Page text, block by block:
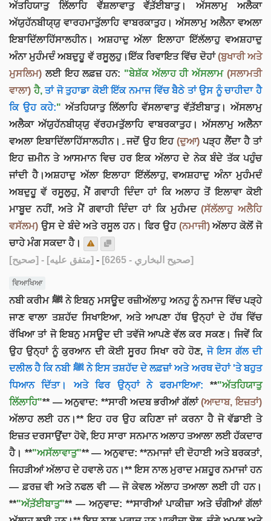
ਅੱਤਹਿਯਾਤੁ ਲਿੱਲਾਹਿ ਵੱੱਸ਼ਲਾਵਾਤੁ ਵੱੱਤ਼ੱਈਬਾਤੁ। ਅੱਸਲਾਮੁ ਅਲੈਕਾ
ਅੱਯੁਹੱਨਬੀਯ੍ਯੁ ਵਾਰਹਮਾਤੁੱਲਾਹਿ ਵਾਬਰਕਾਤੁਹ। ਅੱਸਲਾਮੁ ਅਲੈਨਾ ਵਅਲਾ
ਇਬਾਦਿੱਲਾਹਿੱਸਾਲਹੀਨ। ਅਸ਼ਹਾਦੁ ਅੱਲਾ ਇਲਾਹਾ ਇੱਲੱਲਾਹੁ ਵਅਸ਼ਹਾਦੁ
ਅੰਨਾ ਮੁਹੰਮਦੰ ਅਬਦੁਹੂ ਵੱ ਰਸੂਲੁਹੁ।ਇੱਕ ਰਿਵਾਇਤ ਵਿੱਚ ਦੋਹਾਂ(ਬੁਖਾਰੀ ਅਤੇ
ਮੁਸਲਿਮ) ਲਈ ਇਹ ਲਫ਼ਜ਼ ਹਨ: "ਬੇਸ਼ੱਕ ਅੱਲਾਹ ਹੀ ਅੱਸਲਾਮ(ਸਲਾਮਤੀ
ਵਾਲਾ) ਹੈ,ਤਾਂ ਜੋ ਤੁਹਾਡਾ ਕੋਈ ਇੱਕ ਨਮਾਜ ਵਿੱਚ ਬੈਠੇ ਤਾਂ ਉਸ ਨੂੰ ਚਾਹੀਦਾ ਹੈ
ਕਿ ਉਹ ਕਹੇ:" ਅੱਤਹਿਯਾਤੁ ਲਿੱਲਾਹਿ ਵੱਸਲਾਵਾਤੁ ਵੱਤ਼ੱਈਬਾਤੁ। ਅੱਸਲਾਮੁ
ਅਲੈਕਾ ਅੱਯੁਹੱਨਬੀਯ੍ਯੁ ਵੱਰਹਮਤੁੱਲਾਹਿ ਵਾਬਰਕਾਤੁਹ। ਅੱਸਲਾਮੁ ਅਲੈਨਾ
ਵਅਲਾ ਇਬਾਦਿੱਲਾਹਿੱਸਾਲਹੀਨ।۔ਜਦੋਂ ਉਹ ਇਹ (ਦੁਆ) ਪੜ੍ਹ ਲੈਂਦਾ ਹੈ ਤਾਂ
ਇਹ ਜ਼ਮੀਨ ਤੇ ਆਸਮਾਨ ਵਿਚ ਹਰ ਇਕ ਅੱਲਾਹ ਦੇ ਨੇਕ ਬੰਦੇ ਤੱਕ ਪਹੁੰਚ
ਜਾਂਦੀ ਹੈ।ਅਸ਼ਹਾਦੁ ਅੱਲਾ ਇਲਾਹਾ ਇੱਲੱਲਾਹੁ, ਵਅਸ਼ਹਾਦੁ ਅੰਨਾ ਮੁਹੰਮਦੰ
ਅਬਦੁਹੂ ਵੱ ਰਸੂਲੁਹੁ, ਮੈਂ ਗਵਾਹੀ ਦਿੰਦਾ ਹਾਂ ਕਿ ਅਲਾਹ ਤੋਂ ਇਲਾਵਾ ਕੋਈ
ਮਾਬੂਦ ਨਹੀਂ, ਅਤੇ ਮੈਂ ਗਵਾਹੀ ਦਿੰਦਾ ਹਾਂ ਕਿ ਮੁਹੰਮਦ(ਸੱਲੱਲਾਹੁ ਅਲੈਹਿ
ਵਸੱਲਮ) ਉਸ ਦੇ ਬੰਦੇ ਅਤੇ ਰਸੂਲ ਹਨ। ਫਿਰ ਉਹ (ਨਮਾਜੀ)ਅੱਲਾਹ ਕੋਲੋਂ ਜੋ
ਚਾਹੇ ਮੰਗ ਸਕਦਾ ਹੈ।
[صحيح]
- [متفق عليه] - [صحيح البخاري - 6265]
ਵਿਆਖਿਆ
ਨਬੀ ਕਰੀਮ ﷺ ਨੇ ਇਬਨੁ ਮਸਊਦ ਰਜ਼ੀਅੱਲਾਹੁ ਅਨਹੁ ਨੂੰ ਨਮਾਜ ਵਿੱਚ ਪੜ੍ਹੇ
ਜਾਣ ਵਾਲਾ ਤਸ਼ਹੱਦ ਸਿਖਾਇਆ, ਅਤੇ ਆਪਣਾ ਹੱਥ ਉਨ੍ਹਾਂ ਦੇ ਹੱਥ ਵਿੱਚ
ਰੱਖਿਆ ਤਾਂ ਜੋ ਇਬਨੁ ਮਸਊਦ ਦੀ ਤਵੱਜੋ ਆਪਣੇ ਵੱਲ ਕਰ ਸਕਣ। ਜਿਵੇਂ ਕਿ
ਉਹ ਉਨ੍ਹਾਂ ਨੂੰ ਕੁਰਆਨ ਦੀ ਕੋਈ ਸੂਰਹ ਸਿਖਾ ਰਹੇ ਹੋਣ, ਜੋ ਇਸ ਗੱਲ ਦੀ
ਦਲੀਲ ਹੈ ਕਿ ਨਬੀ ﷺ ਨੇ ਇਸ ਤਸ਼ਹੱਦ ਦੇ ਲਫ਼ਜ਼ਾਂ ਅਤੇ ਅਰਥ ਦੋਹਾਂ 'ਤੇ ਬਹੁਤ
ਧਿਆਨ ਦਿੱਤਾ। ਅਤੇ ਫਿਰ ਉਨ੍ਹਾਂ ਨੇ ਫਰਮਾਇਆ: **"ਅੱਤਹਿਯਾਤੁ
ਲਿੱਲਾਹਿ"** — ਅਨੁਵਾਦ: **ਸਾਰੀ ਅਦਬ ਭਰੀਆਂ ਗੱਲਾਂ(ਆਦਾਬ, ਇਜ਼ਤਾਂ)
ਅੱਲਾਹ ਲਈ ਹਨ।** ਇਹ ਹਰ ਉਹ ਕਹਿਣਾ ਜਾਂ ਕਰਨਾ ਹੈ ਜੋ ਵੱਡਾਈ ਤੇ
ਇਜ਼ਤ ਦਰਸਾਉਂਦਾ ਹੋਵੇ, ਇਹ ਸਾਰਾ ਸਨਮਾਨ ਅਲਾਹ ਤਆਲਾ ਲਈ ਹੱਕਦਾਰ
ਹੈ। **"ਅਸੱਲਾਵਾਤੁ"** — ਅਨੁਵਾਦ: **ਨਮਾਜਾਂ ਦੀ ਦੋਹਾਈ ਅਤੇ ਬਰਕਤਾਂ,
ਜਿਹੜੀਆਂ ਅੱਲਾਹ ਦੇ ਹਵਾਲੇ ਹਨ।** ਇਸ ਨਾਲ ਮੁਰਾਦ ਮਸ਼ਹੂਰ ਨਮਾਜਾਂ ਹਨ
— ਫ਼ਰਜ਼ ਵੀ ਅਤੇ ਨਫਲ ਵੀ — ਜੋ ਕੇਵਲ ਅੱਲਾਹ ਤਆਲਾ ਲਈ ਹੀ ਹਨ।
**"ਅੱਤ਼ੱਈਬਾਤੁ"** — ਅਨੁਵਾਦ: **ਸਾਰੀਆਂ ਪਾਕੀਜ਼ਾ ਅਤੇ ਚੰਗੀਆਂ ਗੱਲਾਂ